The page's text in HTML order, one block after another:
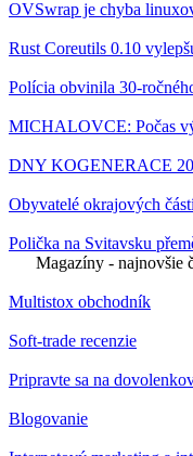
OVSwrap je chyba
Rust Coreutils 0.10
Polícia obvinila 30-
MICHALOVCE: Počas
DNY KOGENERACE
Obyvatelé okrajových
Polička na Svitavsku
Magazíny - najnovšie
Multistox obchodník
Soft-trade recenzie
Pripravte sa na
Blogovanie